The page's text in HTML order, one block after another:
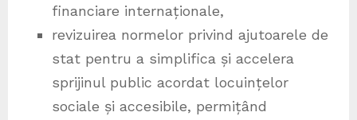
financiare internaționale,
revizuirea normelor privind ajutoarele de
stat pentru a simplifica și accelera
sprijinul public acordat locuințelor
sociale și accesibile, permițând